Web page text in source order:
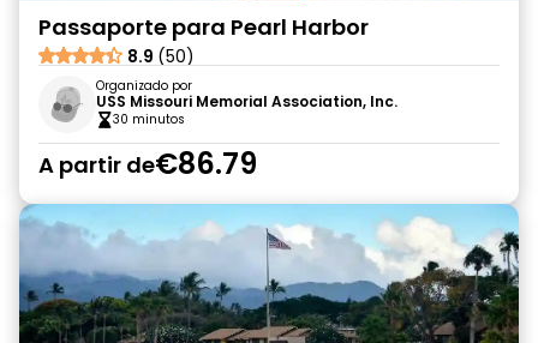
Passaporte para Pearl Harbor
8.9 (50)
Organizado por
USS Missouri Memorial Association, Inc.
30 minutos
A partir de€86.79